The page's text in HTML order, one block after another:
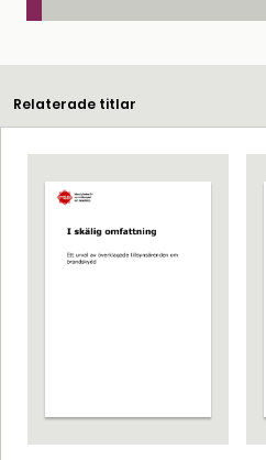
Relaterade titlar